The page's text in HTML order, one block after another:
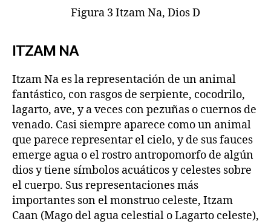
Figura 3 Itzam Na, Dios D
ITZAM NA
Itzam Na es la representación de un animal
fantástico, con rasgos de serpiente, cocodrilo,
lagarto, ave, y a veces con pezuñas o cuernos de
venado. Casi siempre aparece como un animal
que parece representar el cielo, y de sus fauces
emerge agua o el rostro antropomorfo de algún
dios y tiene símbolos acuáticos y celestes sobre
el cuerpo. Sus representaciones más
importantes son el monstruo celeste, Itzam
Caan (Mago del agua celestial o Lagarto celeste),